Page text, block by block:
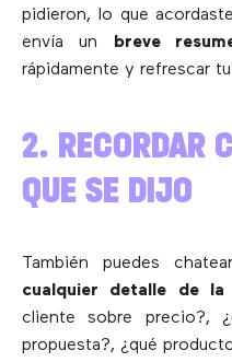
pidieron, lo que
envía un
breve
rápidamente y refrescar
2. RECORDAR
QUE SE DIJO
También puedes
cualquier detalle de la
cliente sobre precio?,
propuesta?, ¿qué